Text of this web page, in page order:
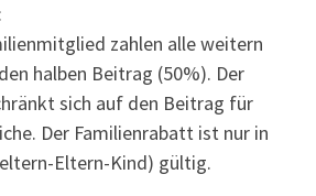
zahlen alle weitern
halben Beitrag (50%). Der
sich auf den Beitrag für
Der Familienrabatt ist nur in
Eltern-Kind) gültig.